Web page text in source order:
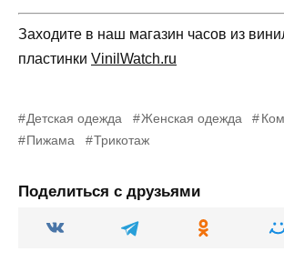
Заходите в наш магазин часов из
пластинки VinilWatch.ru
Детская одежда Женская одежда
Пижама
Трикотаж
Поделиться с друзьями